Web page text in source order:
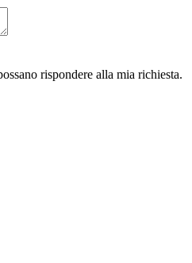
rispondere alla mia richiesta.